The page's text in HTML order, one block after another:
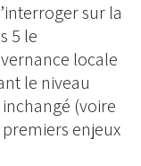
sur la
5 le
locale
le niveau
(voire
enjeux